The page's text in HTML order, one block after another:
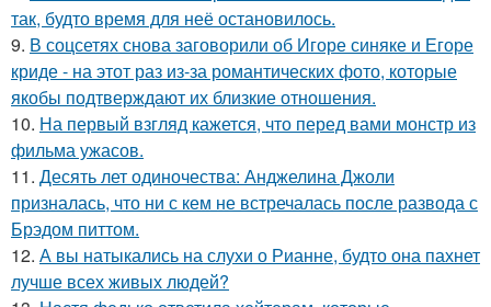
так, будто время для неё остановилось.
9. В соцсетях снова заговорили об Игоре синяке и Егоре
криде - на этот раз из-за романтических фото, которые
якобы подтверждают их близкие отношения.
10. На первый взгляд кажется, что перед вами монстр из
фильма ужасов.
11. Десять лет одиночества: Анджелина Джоли
призналась, что ни с кем не встречалась после развода с
Брэдом питтом.
12. А вы натыкались на слухи о Рианне, будто она пахнет
лучше всех живых людей?